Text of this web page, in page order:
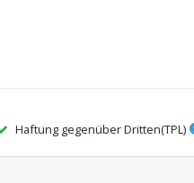
Haftung gegenüber Dritten(TPL)